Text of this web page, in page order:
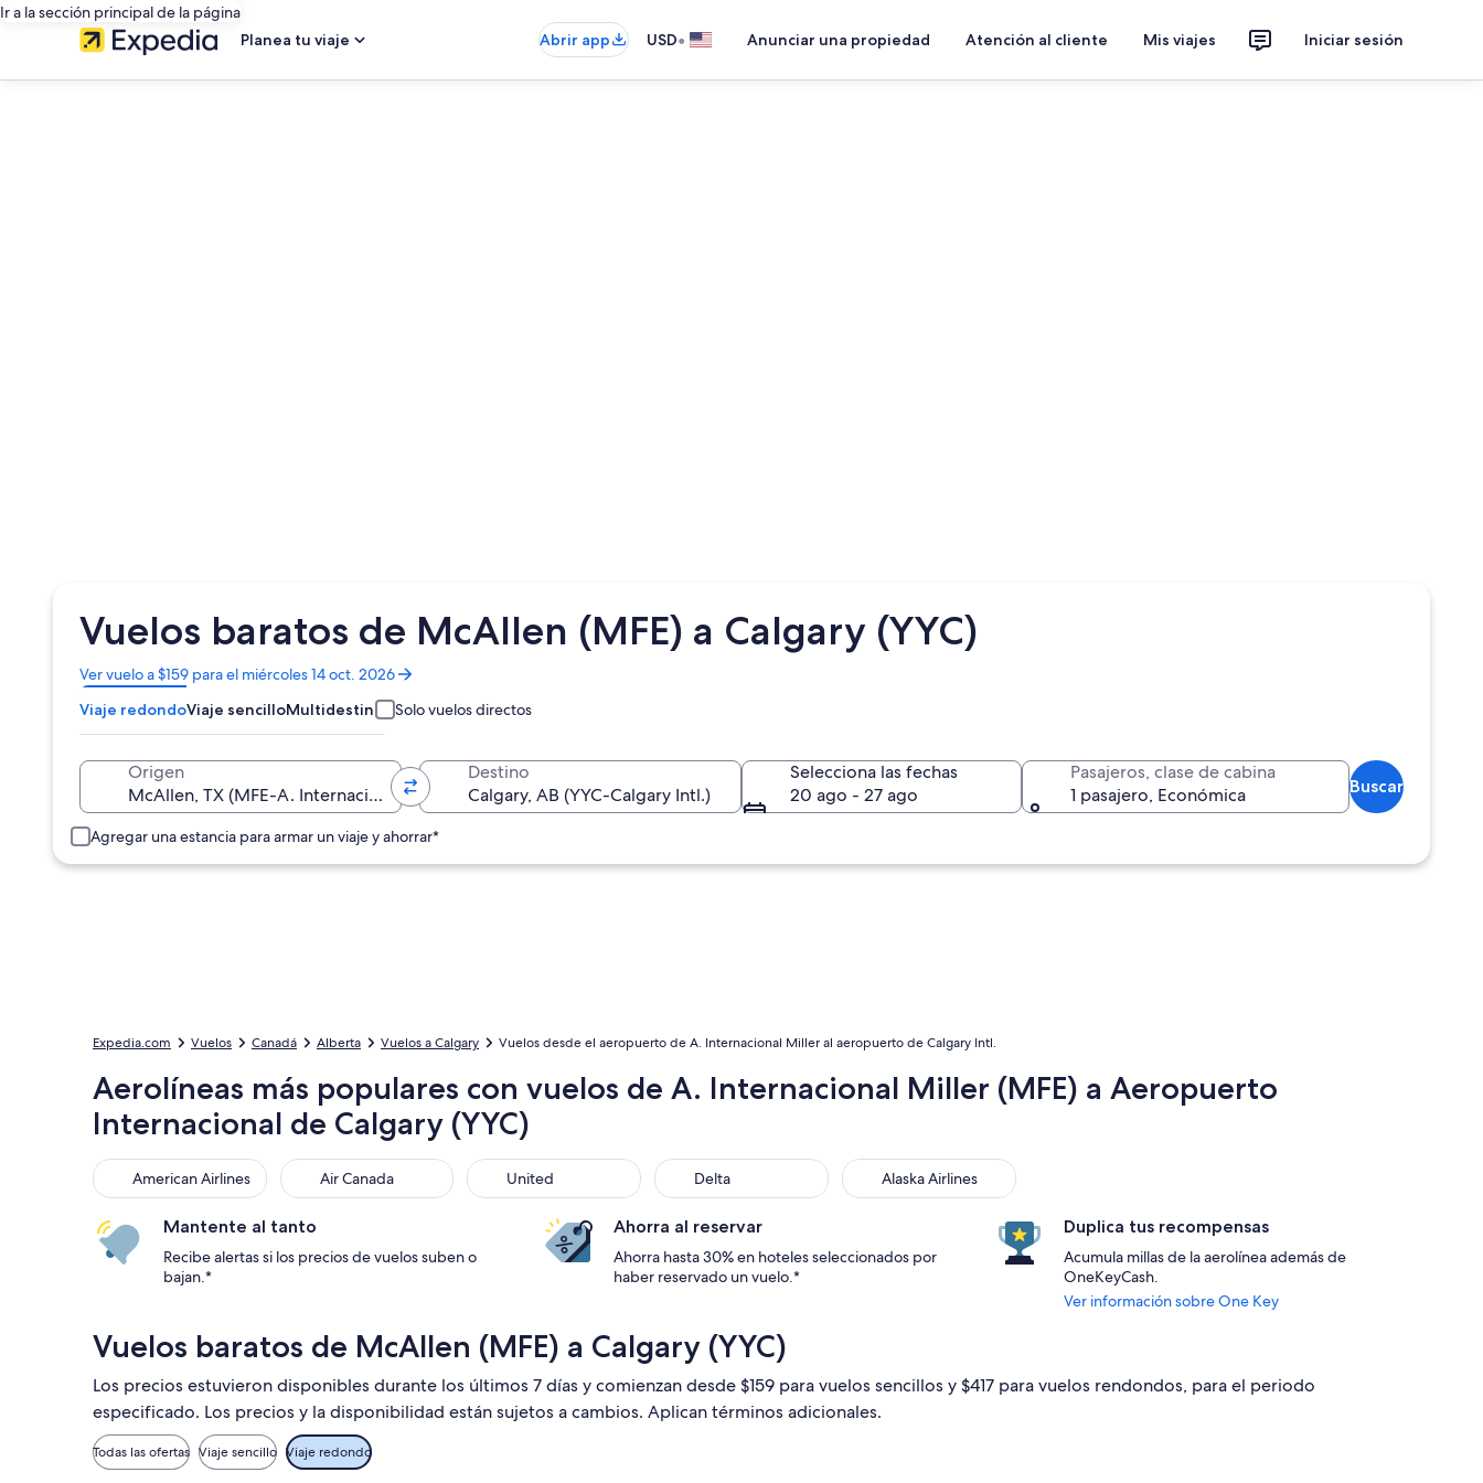
Ir a la sección principal de la página
Planea tu viaje
Abrir app USD• Anunciar una propiedad Atención al cliente Mis viajes Iniciar sesión
Vuelos baratos de McAllen (MFE) a Calgary (YYC)
Ver vuelo a $159 para el miércoles 14 oct. 2026
Se
abrirá
en
una
ventana
Viaje redondoViaje sencilloMultidestino Solo vuelos directos
Origen Destino
Selecciona las fechas
20 ago - 27 ago
Pasajeros, clase de cabina
1 pasajero, Económica
Buscar
Agregar una estancia para armar un viaje y ahorrar*
Expedia.com Vuelos Canadá Alberta Vuelos a Calgary Vuelos desde el aeropuerto de A. Internacional Miller al aeropuerto de Calgary Intl.
Aerolíneas más populares con vuelos de A. Internacional Miller (MFE) a Aeropuerto
Internacional de Calgary (YYC)
American Airlines
American Airlines Air Canada
Air Canada United
United Delta
Delta Alaska Airlines
Alaska Airlines
Mantente al tanto
Recibe alertas si los precios de vuelos suben o
bajan.*
Ahorra al reservar
Ahorra hasta 30% en hoteles seleccionados por
haber reservado un vuelo.*
Duplica tus recompensas
Acumula millas de la aerolínea además de
OneKeyCash.
Ver información sobre One Key
Vuelos baratos de McAllen (MFE) a Calgary (YYC)
Los precios estuvieron disponibles durante los últimos 7 días y comienzan desde $159 para vuelos sencillos y $417 para vuelos rendondos, para el periodo
especificado. Los precios y la disponibilidad están sujetos a cambios. Aplican términos adicionales.
Todas las ofertas Viaje sencillo Viaje redondo